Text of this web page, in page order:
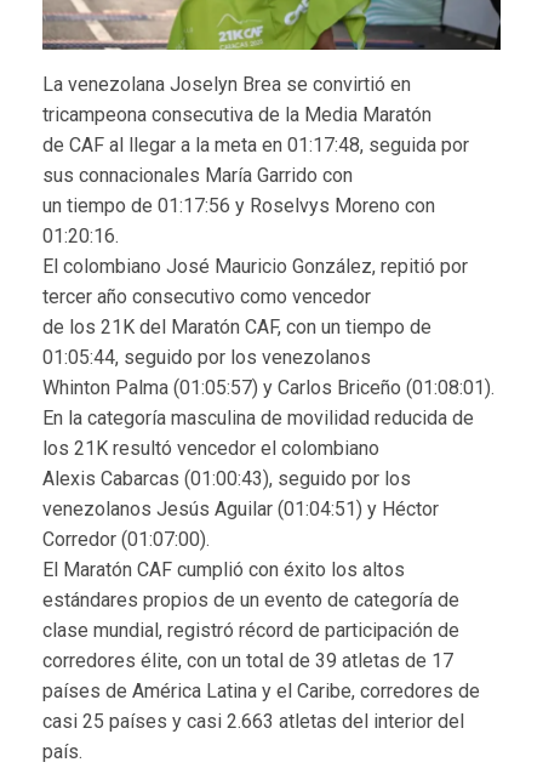
La venezolana Joselyn Brea se convirtió en
tricampeona consecutiva de la Media Maratón
de CAF al llegar a la meta en 01:17:48, seguida por
sus connacionales María Garrido con
un tiempo de 01:17:56 y Roselvys Moreno con
01:20:16.
El colombiano José Mauricio González, repitió por
tercer año consecutivo como vencedor
de los 21K del Maratón CAF, con un tiempo de
01:05:44, seguido por los venezolanos
Whinton Palma (01:05:57) y Carlos Briceño (01:08:01).
En la categoría masculina de movilidad reducida de
los 21K resultó vencedor el colombiano
Alexis Cabarcas (01:00:43), seguido por los
venezolanos Jesús Aguilar (01:04:51) y Héctor
Corredor (01:07:00).
El Maratón CAF cumplió con éxito los altos
estándares propios de un evento de categoría de
clase mundial, registró récord de participación de
corredores élite, con un total de 39 atletas de 17
países de América Latina y el Caribe, corredores de
casi 25 países y casi 2.663 atletas del interior del
país.